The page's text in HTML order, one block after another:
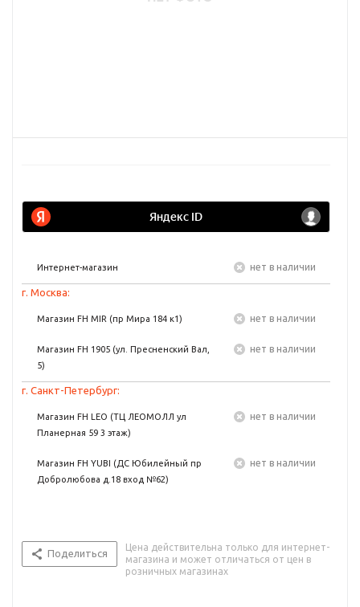
Интернет-магазин Нет в наличии
г. Москва:
Магазин FH MIR (пр Мира 184 к1) Нет в наличии
Магазин FH 1905 (ул. Пресненский Вал,
5)
Нет в наличии
г. Санкт-Петербург:
Магазин FH LEO (ТЦ ЛЕОМОЛЛ ул
Планерная 59 3 этаж)
Нет в наличии
Магазин FH YUBI (ДС Юбилейный пр
Добролюбова д.18 вход №62)
Нет в наличии
Поделиться
Цена действительна только для интернет-
магазина и может отличаться от цен в
розничных магазинах